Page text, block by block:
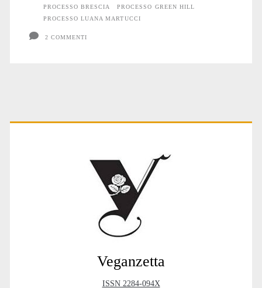
di
primo
PROCESSO BRESCIA
PROCESSO GREEN HILL
PROCESSO LUANA MARTUCCI
2 COMMENTI
Primary
Veganzetta
ISSN 2284-094X